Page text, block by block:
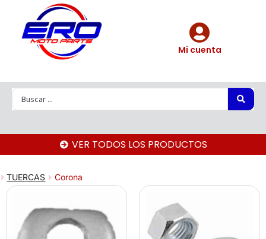
Mi cuenta
VER TODOS LOS PRODUCTOS
TUERCAS Corona